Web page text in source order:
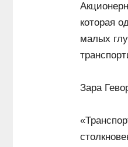
которая
малых
Зара